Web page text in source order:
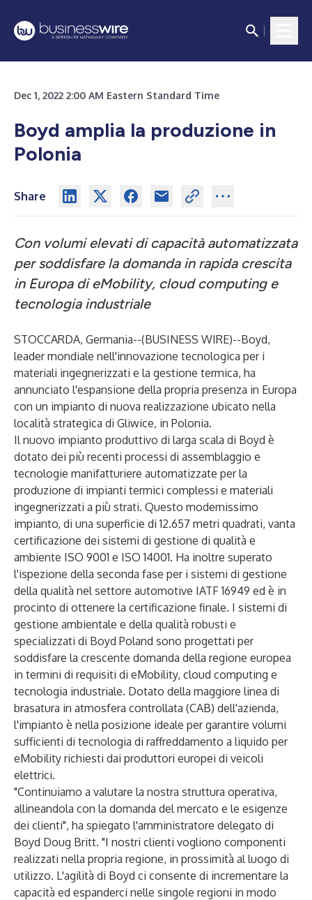
Dec 1, 2022 2:00 AM Eastern Standard Time
Boyd amplia la produzione in
Polonia
Share
Con volumi elevati di capacità automatizzata
per soddisfare la domanda in rapida crescita
in Europa di eMobility, cloud computing e
tecnologia industriale
STOCCARDA, Germania--(BUSINESS WIRE)--Boyd,
leader mondiale nell'innovazione tecnologica per i
materiali ingegnerizzati e la gestione termica, ha
annunciato l'espansione della propria presenza in Europa
con un impianto di nuova realizzazione ubicato nella
località strategica di Gliwice, in Polonia.
Il nuovo impianto produttivo di larga scala di Boyd è
dotato dei più recenti processi di assemblaggio e
tecnologie manifatturiere automatizzate per la
produzione di impianti termici complessi e materiali
ingegnerizzati a più strati. Questo modernissimo
impianto, di una superficie di 12.657 metri quadrati, vanta
certificazione dei sistemi di gestione di qualità e
ambiente ISO 9001 e ISO 14001. Ha inoltre superato
l'ispezione della seconda fase per i sistemi di gestione
della qualità nel settore automotive IATF 16949 ed è in
procinto di ottenere la certificazione finale. I sistemi di
gestione ambientale e della qualità robusti e
specializzati di Boyd Poland sono progettati per
soddisfare la crescente domanda della regione europea
in termini di requisiti di eMobility, cloud computing e
tecnologia industriale. Dotato della maggiore linea di
brasatura in atmosfera controllata (CAB) dell'azienda,
l'impianto è nella posizione ideale per garantire volumi
sufficienti di tecnologia di raffreddamento a liquido per
eMobility richiesti dai produttori europei di veicoli
elettrici.
"Continuiamo a valutare la nostra struttura operativa,
allineandola con la domanda del mercato e le esigenze
dei clienti", ha spiegato l'amministratore delegato di
Boyd Doug Britt. "I nostri clienti vogliono componenti
realizzati nella propria regione, in prossimità al luogo di
utilizzo. L'agilità di Boyd ci consente di incrementare la
capacità ed espanderci nelle singole regioni in modo